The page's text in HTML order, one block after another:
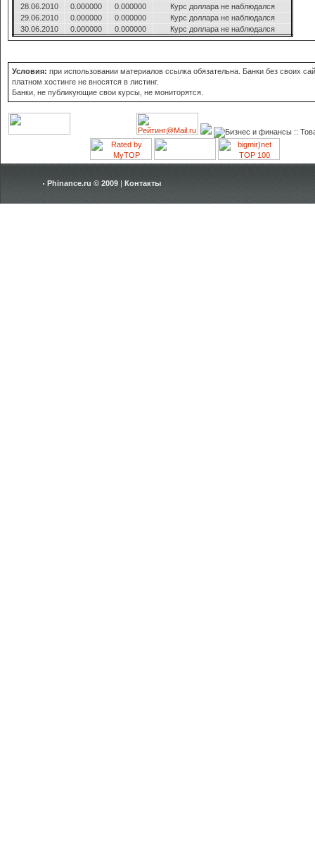
28.06.2010
0.000000 0.000000
Курс доллара не наблюдался
29.06.2010
0.000000 0.000000
Курс доллара не наблюдался
30.06.2010
0.000000 0.000000 Курс доллара не наблюдался
Условия: при использовании материалов ссылка обязательна. Банки без своих
платном хостинге не вносятся в листинг.
Банки, не публикующие свои курсы, не мониторятся.
Phinance.ru © 2009 | Контакты